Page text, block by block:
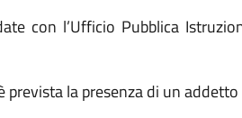
con l’Ufficio Pubblica
la presenza di un